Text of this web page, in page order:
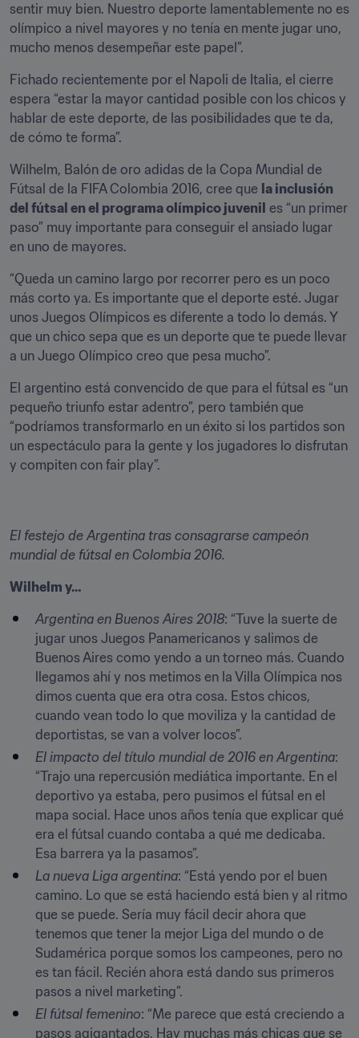
sentir muy bien. Nuestro deporte lamentablemente no es
olímpico a nivel mayores y no tenía en mente jugar uno,
mucho menos desempeñar este papel”.
Fichado recientemente por el Napoli de Italia, el cierre
espera “estar la mayor cantidad posible con los chicos y
hablar de este deporte, de las posibilidades que te da,
de cómo te forma”.
Wilhelm, Balón de oro adidas de la Copa Mundial de
Fútsal de la FIFA Colombia 2016, cree que la inclusión
del fútsal en el programa olímpico juvenil es “un primer
paso” muy importante para conseguir el ansiado lugar
en uno de mayores.
“Queda un camino largo por recorrer pero es un poco
más corto ya. Es importante que el deporte esté. Jugar
unos Juegos Olímpicos es diferente a todo lo demás. Y
que un chico sepa que es un deporte que te puede llevar
a un Juego Olímpico creo que pesa mucho”.
El argentino está convencido de que para el fútsal es “un
pequeño triunfo estar adentro”, pero también que
“podríamos transformarlo en un éxito si los partidos son
un espectáculo para la gente y los jugadores lo disfrutan
y compiten con fair play”.
El festejo de Argentina tras consagrarse campeón
mundial de fútsal en Colombia 2016.
Wilhelm y…
Argentina en Buenos Aires 2018: “Tuve la suerte de
jugar unos Juegos Panamericanos y salimos de
Buenos Aires como yendo a un torneo más. Cuando
llegamos ahí y nos metimos en la Villa Olímpica nos
dimos cuenta que era otra cosa. Estos chicos,
cuando vean todo lo que moviliza y la cantidad de
deportistas, se van a volver locos”.
El impacto del título mundial de 2016 en Argentina:
“Trajo una repercusión mediática importante. En el
deportivo ya estaba, pero pusimos el fútsal en el
mapa social. Hace unos años tenía que explicar qué
era el fútsal cuando contaba a qué me dedicaba.
Esa barrera ya la pasamos”.
La nueva Liga argentina: “Está yendo por el buen
camino. Lo que se está haciendo está bien y al ritmo
que se puede. Sería muy fácil decir ahora que
tenemos que tener la mejor Liga del mundo o de
Sudamérica porque somos los campeones, pero no
es tan fácil. Recién ahora está dando sus primeros
pasos a nivel marketing”.
El fútsal femenino: “Me parece que está creciendo a
pasos agigantados. Hay muchas más chicas que se